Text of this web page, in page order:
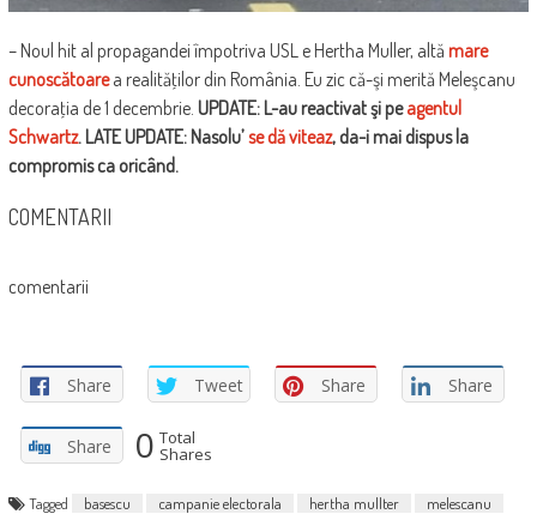
– Noul hit al propagandei împotriva USL e Hertha Muller, altă mare
cunoscătoarea realităţilor din România. Eu zic că-şi merită Meleşcanu
decoraţia de 1 decembrie. UPDATE: L-au reactivat şi peagentul
Schwartz. LATE UPDATE: Nasolu’se dă viteaz, da-i mai dispus la
compromis ca oricând.
COMENTARII
comentarii
Share Tweet Share Share
Share 0 Total
Shares
Tagged basescu campanie electorala hertha mullter
melescanu